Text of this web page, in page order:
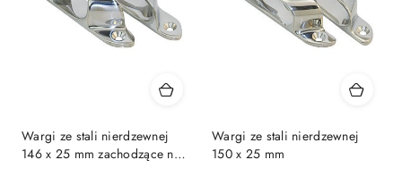
Wargi ze stali nierdzewnej
146 x 25 mm zachodzące na
Wargi ze stali nierdzewnej
150 x 25 mm